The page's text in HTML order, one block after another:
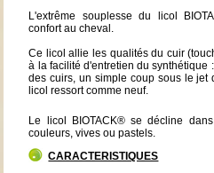
L'extrême souplesse du licol
confort au cheval.
Ce licol allie les qualités du cuir
à la facilité d'entretien du synthétique
des cuirs, un simple coup sous le jet
licol ressort comme neuf.
Le licol BIOTACK® se décline
couleurs, vives ou pastels.
CARACTERISTIQUES